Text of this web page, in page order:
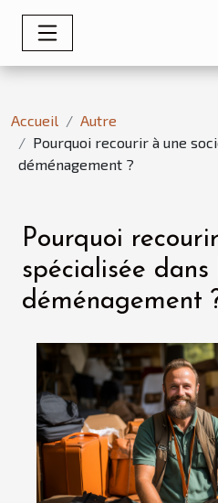
Accueil
Autre
Pourquoi recourir à une
déménagement ?
Pourquoi
spécialisée dans
déménagement